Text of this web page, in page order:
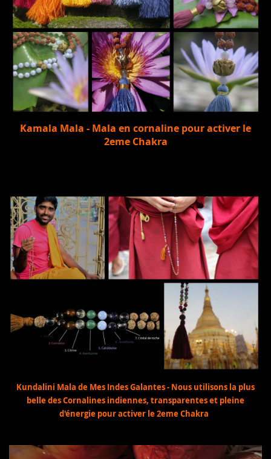
Kamala Mala - Mala en cornaline pour activer le
2eme Chakra
Kundalini Mala de Mes Indes Galantes - Nous utilisons la plus
belle des Cornalines indiennes, transparentes et pleine
d'énergie pour activer le 2eme Chakra